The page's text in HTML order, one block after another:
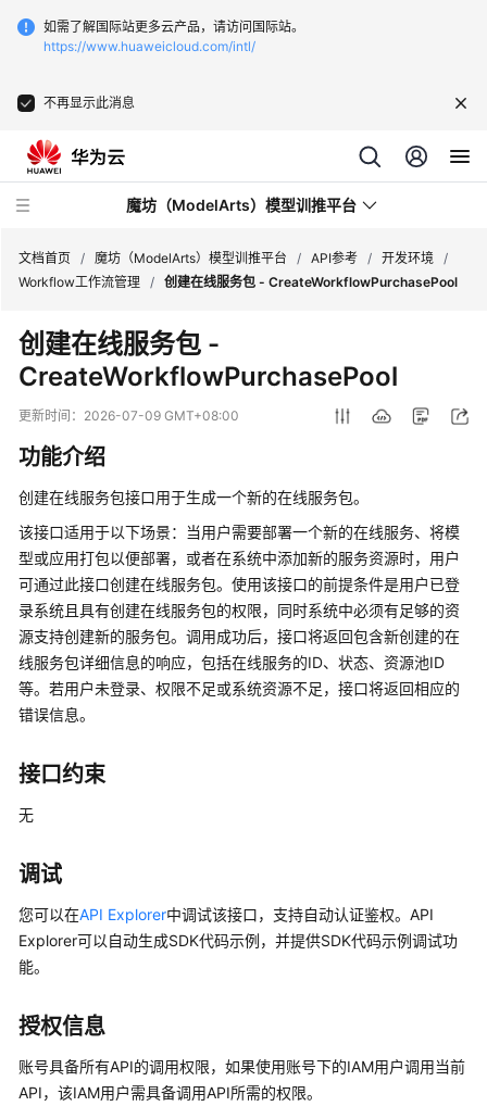
如需了解国际站更多云产品，请访问国际站。
https://www.huaweicloud.com/intl/
不再显示此消息
魔坊（ModelArts）模型训推平台
最
新
动
服
务
公
产
品
介
绍
计
费
明
入
门
数
模
型
开
文档首页 / 魔坊（ModelArts）模型训推平台 / API参考 / 开发环境 /
Workflow工作流管理 / 创建在线服务包 - CreateWorkflowPurchasePool
创建在线服务包 -
CreateWorkflowPurchasePool
更新时间： 2026-07-09 GMT+08:00
功能介绍
创建在线服务包接口用于生成一个新的在线服务包。
该接口适用于以下场景：当用户需要部署一个新的在线服务、将模
型或应用打包以便部署，或者在系统中添加新的服务资源时，用户
可通过此接口创建在线服务包。使用该接口的前提条件是用户已登
录系统且具有创建在线服务包的权限，同时系统中必须有足够的资
源支持创建新的服务包。调用成功后，接口将返回包含新创建的在
线服务包详细信息的响应，包括在线服务的ID、状态、资源池ID
等。若用户未登录、权限不足或系统资源不足，接口将返回相应的
错误信息。
接口约束
无
调试
您可以在API Explorer中调试该接口，支持自动认证鉴权。API
Explorer可以自动生成SDK代码示例，并提供SDK代码示例调试功
能。
授权信息
账号具备所有API的调用权限，如果使用账号下的IAM用户调用当前
API，该IAM用户需具备调用API所需的权限。